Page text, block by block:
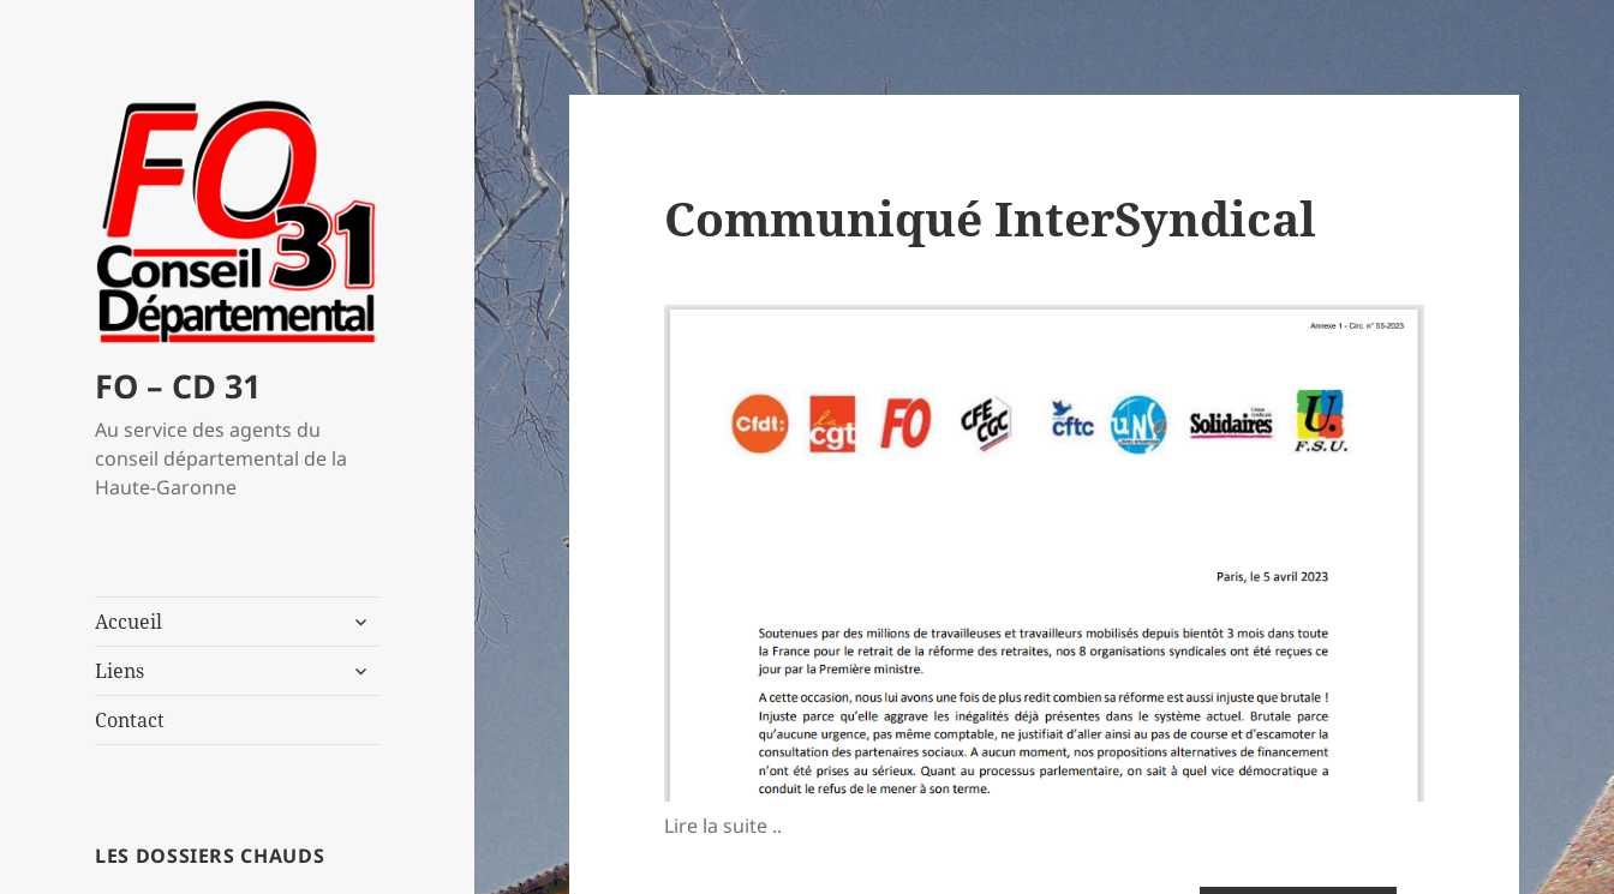
FO – CD 31
Au service des agents du
conseil départemental de la
Haute-Garonne
Accueil
ouvrir
sous-
Liens
ouvrir
Contact
LES DOSSIERS CHAUDS
Communiqué InterSyndical
Lire la suite ..